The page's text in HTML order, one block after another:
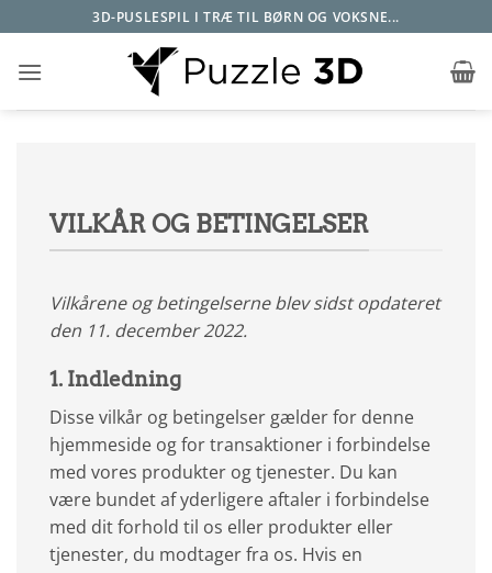
til
indhold
3D-PUSLESPIL I TRÆ TIL BØRN OG VOKSNE...
VILKÅR OG BETINGELSER
Vilkårene og betingelserne blev sidst opdateret
den 11. december 2022.
1. Indledning
Disse vilkår og betingelser gælder for denne
hjemmeside og for transaktioner i forbindelse
med vores produkter og tjenester. Du kan
være bundet af yderligere aftaler i forbindelse
med dit forhold til os eller produkter eller
tjenester, du modtager fra os. Hvis en